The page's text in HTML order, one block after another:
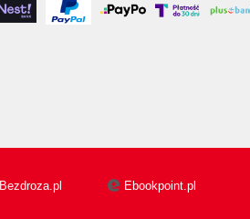
Bezdroza.pl Ebookpoint.pl